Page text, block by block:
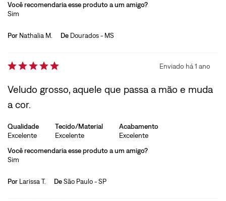
Você recomendaria esse produto a um amigo?
Sim
Por Nathalia M. De Dourados - MS
Enviado há1 ano
Veludo grosso, aquele que passa a mão e muda
a cor.
Qualidade
Excelente
Tecido/Material
Excelente
Acabamento
Excelente
Você recomendaria esse produto a um amigo?
Sim
Por Larissa T. DeSão Paulo - SP